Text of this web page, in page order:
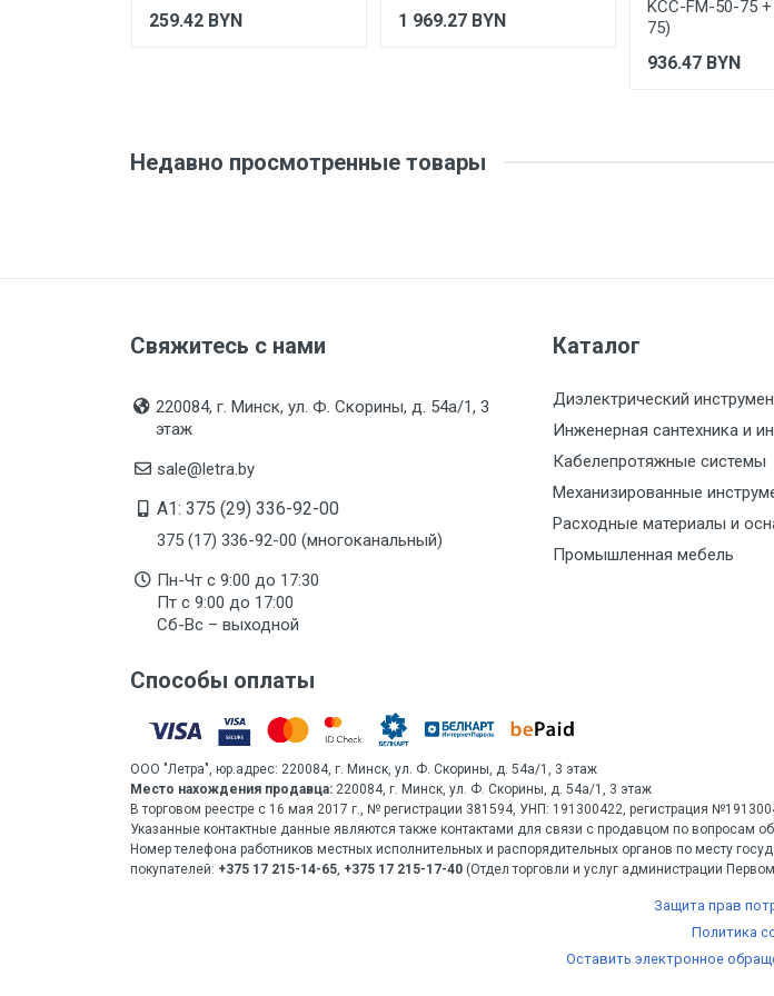
259.42 BYN 1 969.27 BYN
KCC-FM-50-75
75)
936.47 BYN
Недавно просмотренные товары
Свяжитесь с нами
220084, г. Минск, ул. Ф. Скорины, д. 54а/1, 3
этаж
sale@letra.by
A1: 375 (29) 336-92-00
375 (17) 336-92-00 (многоканальный)
Пн-Чт с 9:00 до 17:30
Пт с 9:00 до 17:00
Сб-Вс – выходной
Каталог
Диэлектрический
Инженерная сантехника и
Кабелепротяжные системы
Механизированные
Расходные материалы и
Промышленная мебель
Способы оплаты
ООО "Летра", юр.адрес: 220084, г. Минск, ул. Ф. Скорины, д. 54а/1, 3 этаж
Место нахождения продавца: 220084, г. Минск, ул. Ф. Скорины, д. 54а/1, 3 этаж
В торговом реестре с 16 мая 2017 г., № регистрации 381594, УНП: 191300422, регистрация
Указанные контактные данные являются также контактами для связи с продавцом по вопросам
Номер телефона работников местных исполнительных и распорядительных органов по месту
покупателей: +375 17 215-14-65 +375 17 215-17-40 (Отдел торговли и услуг администрации
Защита прав
Политика
Оставить электронное